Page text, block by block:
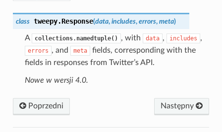
class tweepy.Response(data, includes, errors, meta)
A collections.namedtuple() , with data , includes ,
errors , and meta
fields, corresponding with the
fields in responses from Twitter’s API.
Nowe w wersji 4.0.
Poprzedni Następny